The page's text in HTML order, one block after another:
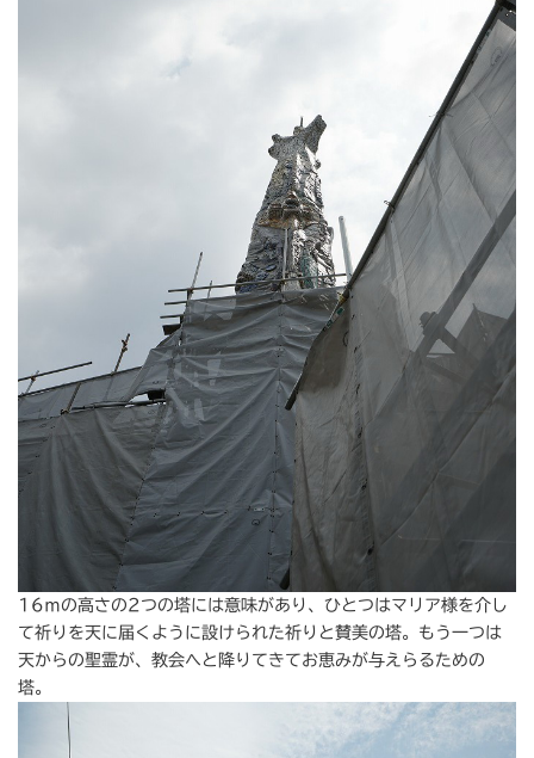
16ｍの高さの2つの塔には意味があり、ひとつはマリア様を介し
て祈りを天に届くように設けられた祈りと賛美の塔。もう一つは
天からの聖霊が、教会へと降りてきてお恵みが与えらるための
塔。